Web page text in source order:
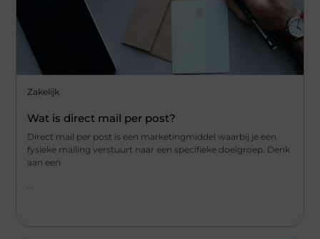
Zakelijk
Wat is direct mail per post?
Direct mail per post is een marketingmiddel waarbij je een
fysieke mailing verstuurt naar een specifieke doelgroep. Denk
aan een
...